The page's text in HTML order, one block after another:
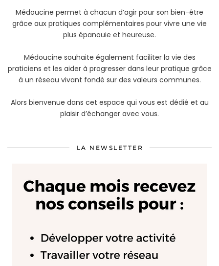
Médoucine permet à chacun d’agir pour son bien-être
grâce aux pratiques complémentaires pour vivre une vie
plus épanouie et heureuse.
Médoucine souhaite également faciliter la vie des
praticiens et les aider à progresser dans leur pratique grâce
à un réseau vivant fondé sur des valeurs communes.
Alors bienvenue dans cet espace qui vous est dédié et au
plaisir d’échanger avec vous.
LA NEWSLETTER